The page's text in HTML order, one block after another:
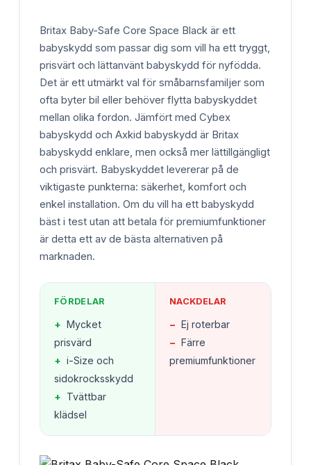
Britax Baby-Safe Core Space Black är ett
babyskydd som passar dig som vill ha ett tryggt,
prisvärt och lättanvänt babyskydd för nyfödda.
Det är ett utmärkt val för småbarnsfamiljer som
ofta byter bil eller behöver flytta babyskyddet
mellan olika fordon. Jämfört med Cybex
babyskydd och Axkid babyskydd är Britax
babyskydd enklare, men också mer lättillgängligt
och prisvärt. Babyskyddet levererar på de
viktigaste punkterna: säkerhet, komfort och
enkel installation. Om du vill ha ett babyskydd
bäst i test utan att betala för premiumfunktioner
är detta ett av de bästa alternativen på
marknaden.
FÖRDELAR
+ Mycket
prisvärd
+ i-Size och
sidokrocksskydd
+ Tvättbar
klädsel
NACKDELAR
− Ej roterbar
− Färre
premiumfunktioner